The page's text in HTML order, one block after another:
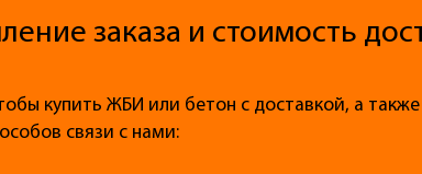
заказа и стоимость
купить ЖБИ или бетон с доставкой, а
связи с нами: